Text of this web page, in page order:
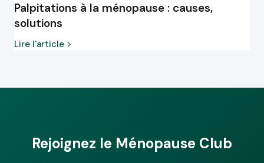
Palpitations à la ménopause : causes,
solutions
Lire l'article >
Rejoignez le Ménopause Club